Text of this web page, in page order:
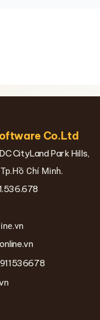
Co.Ltd
CityLand Park Hills,
Chí Minh.